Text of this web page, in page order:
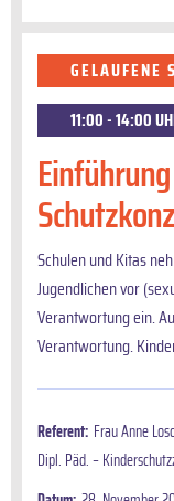
GELAUFENE
11:00 - 14:00
Schulen und Kitas
Jugendlichen vor
Verantwortung ein.
Verantwortung.
Referent: Frau Anne
Dipl. Päd. –